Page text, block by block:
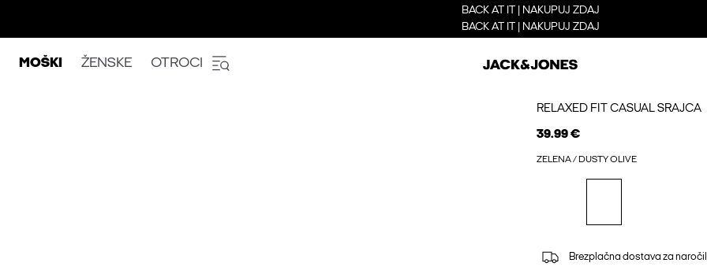
BACK AT IT | NAKUPUJ ZDAJ
BACK AT IT | NAKUPUJ ZDAJ
MOŠKI ŽENSKE OTROCI
RELAXED FIT CASUAL SRAJCA
39.99 €
ZELENA / DUSTY OLIVE
Brezplačna dostava za